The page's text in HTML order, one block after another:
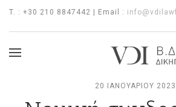
T. : +30 210 8847442 | Email :
20 ΙΑΝΟΥΑΡΊΟΥ 2023